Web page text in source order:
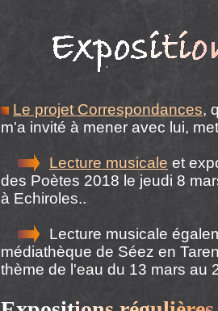
Le projet Correspondances,
m'a invité à mener avec lui,
Lecture musicale et
des Poètes 2018 le jeudi 8
à Echiroles..
Lecture musicale
médiathèque de Séez en
thème de l'eau du 13 mars au